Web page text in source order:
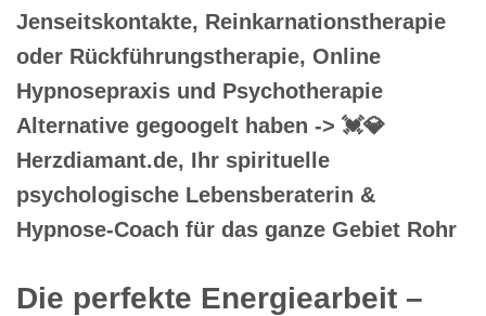
Jenseitskontakte, Reinkarnationstherapie
oder Rückführungstherapie, Online
Hypnosepraxis und Psychotherapie
Alternative gegoogelt haben -> 💓️💎
Herzdiamant.de, Ihr spirituelle
psychologische Lebensberaterin &
Hypnose-Coach für das ganze Gebiet Rohr
Die perfekte Energiearbeit –